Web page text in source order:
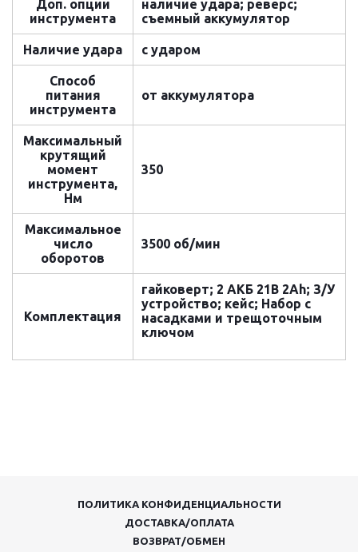
Доп. опции
инструмента
наличие удара; реверс;
съемный аккумулятор
Наличие удара с ударом
Способ
питания
инструмента
от аккумулятора
Максимальный
крутящий
момент
инструмента,
Hм
350
Максимальное
число
оборотов
3500 об/мин
Комплектация
гайковерт; 2 АКБ 21В 2Ah; З/У
устройство; кейс; Набор с
насадками и трещоточным
ключом
ПОЛИТИКА КОНФИДЕНЦИАЛЬНОСТИ
ДОСТАВКА/ОПЛАТА
ВОЗВРАТ/ОБМЕН